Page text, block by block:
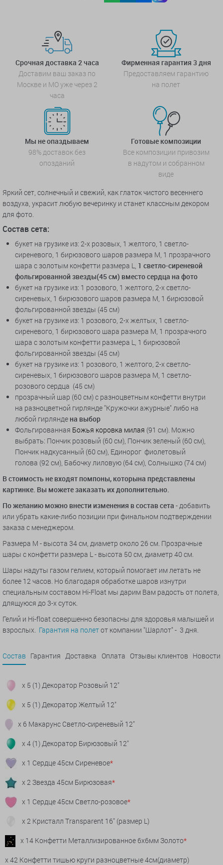
Срочная доставка 2 часа
Доставим ваш заказ по
Москве и МО уже через 2
часа
Фирменная гарантия 3 дня
Предоставляем гарантию
на полет
Мы не опаздываем
98% доставок без
опозданий
Готовые композиции
Все композиции привозим
в надутом и собранном
виде
Яркий сет, солнечный и свежий, как глаток чистого весеннего
воздуха, украсит любую вечеринку и станет классным декором
для фото.
Состав сета:
букет на грузике из: 2-х розовых, 1 желтого, 1 светло-
сиреневого, 1 бирюзового шаров размера М, 1 прозрачного
шара с золотым конфетти размера L, 1 светло-сиреневой
фольгированной звезды(45 см) вместо сердца на фото
букет на грузике из: 1 розового, 1 желтого, 2-х светло-
сиреневых, 1 бирюзового шаров размера М, 1 бирюзовой
фольгированной звезды (45 см)
букет на грузике из: 1 розового, 2-х желтых, 1 светло-
сиреневого, 1 бирюзового шара размера М, 1 прозрачного
шара с золотым конфетти размера L, 1 бирюзовой
фольгированной звезды (45 см)
букет на грузике из: 1 розового, 1 желтого, 2-х светло-
сиреневых, 1 бирюзового шаров размера М, 1 светло-
розового сердца (45 см)
прозрачный шар (60 см) с разноцветным конфетти внутри
на разноцветной гирлянде "Кружочки ажурные" либо на
любой гирлянде на выбор
Фольгированная Божья коровка милая (91 см). Можно
выбрать: Пончик розовый (60 см), Пончик зеленый (60 см),
Пончик надкусанный (60 см), Единорог фиолетовый
голова (92 см), Бабочку лиловую (64 см), Солнышко (74 см)
В стоимость не входят помпоны, которына представлены
картинке. Вы можете заказать их дополнительно.
По желанию можно внести изменения в состав сета - добавить
или убрать какие-либо позиции при финальном подтверждении
заказа с менеджером.
Размера M - высота 34 см, диаметр около 26 см. Прозрачные
шары с конфетти размера L - высота 50 см, диаметр 40 см.
Шары надуты газом гелием, который помогает им летать не
более 12 часов. Но благодаря обработке шаров изнутри
специальным составом Hi-Float мы дарим Вам радость от полета,
длящуюся до 3-х суток.
Гелий и Hi-float совершенно безопасны для здоровья малышей и
взрослых. Гарантия на полетот компании "Шарлот" - 3 дня.
Состав Гарантия Доставка Оплата Отзывы клиентов Новости
x 5 (1) Декоратор Розовый 12"
x 5 (1) Декоратор Желтый 12"
x 6 Макарунс Светло-сиреневый 12"
x 4 (1) Декоратор Бирюзовый 12"
x 1 Сердце 45см Сиреневое*
x 2 Звезда 45см Бирюзовая*
x 1 Сердце 45см Светло-розовое*
x 2 Кристалл Transparent 16" (размер L)
x 14 Конфетти Металлизированное 6х6мм Золото*
x 42 Конфетти тишью круги разноцветные 4см(диаметр)